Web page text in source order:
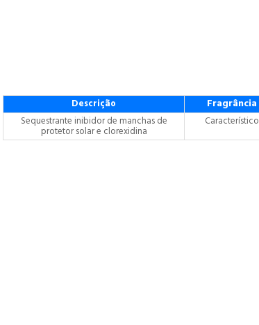
Descrição Fragrância
Sequestrante inibidor de manchas de
protetor solar e clorexidina
Característico